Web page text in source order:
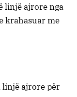
linjë ajrore nga
krahasuar me
linjë ajrore për